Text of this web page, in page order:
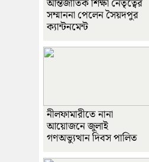
আন্তর্জাতিক শিক্ষা নেতৃত্বের
সম্মাননা পেলেন সৈয়দপুর
ক্যান্টনমেন্ট
নীলফামারীতে নানা
আয়োজনে জুলাই
গণঅভ্যুত্থান দিবস পালিত